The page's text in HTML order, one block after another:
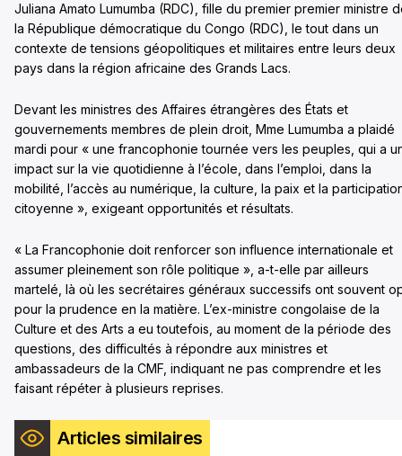
Juliana Amato Lumumba (RDC), fille du premier premier ministre
la République démocratique du Congo (RDC), le tout dans un
contexte de tensions géopolitiques et militaires entre leurs deux
pays dans la région africaine des Grands Lacs.
Devant les ministres des Affaires étrangères des États et
gouvernements membres de plein droit, Mme Lumumba a plaidé
mardi pour « une francophonie tournée vers les peuples, qui a
impact sur la vie quotidienne à l’école, dans l’emploi, dans la
mobilité, l’accès au numérique, la culture, la paix et la
citoyenne », exigeant opportunités et résultats.
« La Francophonie doit renforcer son influence internationale et
assumer pleinement son rôle politique », a-t-elle par ailleurs
martelé, là où les secrétaires généraux successifs ont souvent
pour la prudence en la matière. L’ex-ministre congolaise de la
Culture et des Arts a eu toutefois, au moment de la période des
questions, des difficultés à répondre aux ministres et
ambassadeurs de la CMF, indiquant ne pas comprendre et les
faisant répéter à plusieurs reprises.
Articles similaires